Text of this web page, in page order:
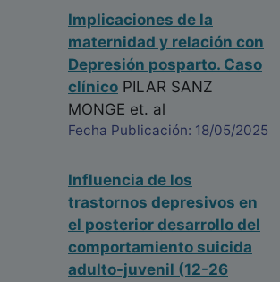
Implicaciones de la
maternidad y relación con
Depresión posparto. Caso
clínico PILAR SANZ
MONGE et. al
Fecha Publicación: 18/05/2025
Influencia de los
trastornos depresivos en
el posterior desarrollo del
comportamiento suicida
adulto-juvenil (12-26